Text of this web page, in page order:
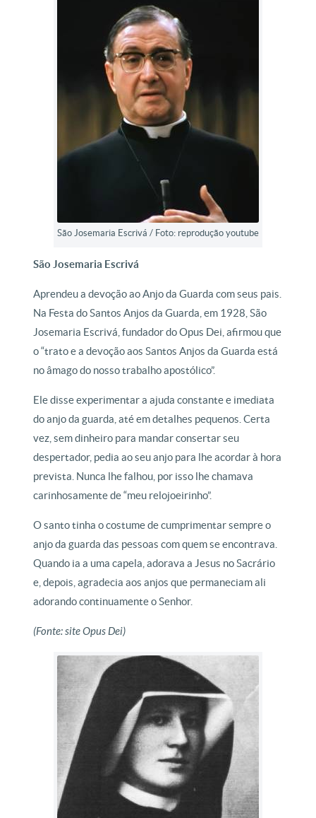
São Josemaria Escrivá / Foto: reprodução youtube
São Josemaria Escrivá
Aprendeu a devoção ao Anjo da Guarda com seus pais.
Na Festa do Santos Anjos da Guarda, em 1928, São
Josemaria Escrivá, fundador do Opus Dei, afirmou que
o “trato e a devoção aos Santos Anjos da Guarda está
no âmago do nosso trabalho apostólico”.
Ele disse experimentar a ajuda constante e imediata
do anjo da guarda, até em detalhes pequenos. Certa
vez, sem dinheiro para mandar consertar seu
despertador, pedia ao seu anjo para lhe acordar à hora
prevista. Nunca lhe falhou, por isso lhe chamava
carinhosamente de “meu relojoeirinho”.
O santo tinha o costume de cumprimentar sempre o
anjo da guarda das pessoas com quem se encontrava.
Quando ia a uma capela, adorava a Jesus no Sacrário
e, depois, agradecia aos anjos que permaneciam ali
adorando continuamente o Senhor.
(Fonte: site Opus Dei)